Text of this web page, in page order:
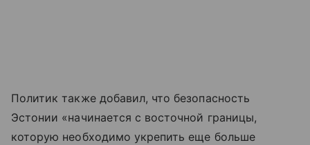
Политик также добавил, что безопасность
Эстонии «начинается с восточной границы,
которую необходимо укрепить еще больше